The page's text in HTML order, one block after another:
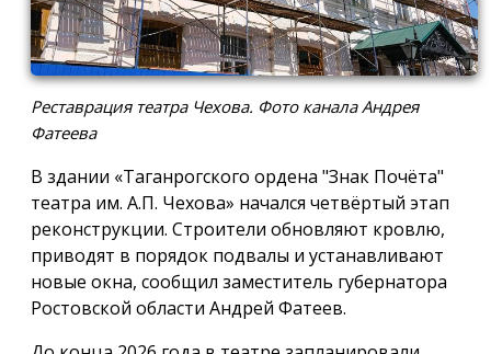
Реставрация театра Чехова. Фото канала Андрея
Фатеева
В здании «Таганрогского ордена "Знак Почёта"
театра им. А.П. Чехова» начался четвёртый этап
реконструкции. Строители обновляют кровлю,
приводят в порядок подвалы и устанавливают
новые окна, сообщил заместитель губернатора
Ростовской области Андрей Фатеев.